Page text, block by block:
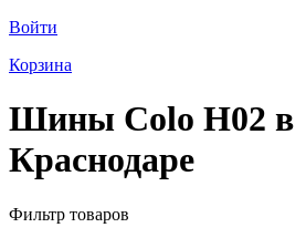
Войти
Корзина
Шины Colo H02 в
Краснодаре
Фильтр товаров